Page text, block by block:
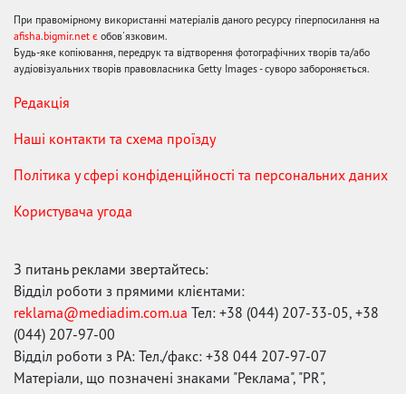
При правомірному використанні матеріалів даного ресурсу гіперпосилання на
afisha.bigmir.net є обов'язковим.
Будь-яке копіювання, передрук та відтворення фотографічних творів та/або
аудіовізуальних творів правовласника Getty Images - суворо забороняється.
Редакція
Наші контакти та схема проїзду
Політика у сфері конфіденційності та персональних даних
Користувача угода
З питань реклами звертайтесь:
Відділ роботи з прямими клієнтами:
reklama@mediadim.com.ua Тел: +38 (044) 207-33-05, +38
(044) 207-97-00
Відділ роботи з РА: Тел./факс: +38 044 207-97-07
Матеріали, що позначені знаками "Реклама", "PR",